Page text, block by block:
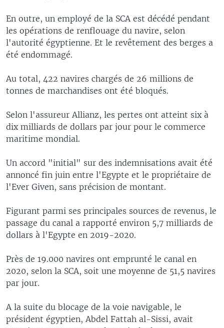
En outre, un employé de la SCA est décédé pendant
les opérations de renflouage du navire, selon
l'autorité égyptienne. Et le revêtement des berges a
été endommagé.
Au total, 422 navires chargés de 26 millions de
tonnes de marchandises ont été bloqués.
Selon l'assureur Allianz, les pertes ont atteint six à
dix milliards de dollars par jour pour le commerce
maritime mondial.
Un accord "initial" sur des indemnisations avait été
annoncé fin juin entre l'Egypte et le propriétaire de
l'Ever Given, sans précision de montant.
Figurant parmi ses principales sources de revenus, le
passage du canal a rapporté environ 5,7 milliards de
dollars à l'Egypte en 2019-2020.
Près de 19.000 navires ont emprunté le canal en
2020, selon la SCA, soit une moyenne de 51,5 navires
par jour.
A la suite du blocage de la voie navigable, le
président égyptien, Abdel Fattah al-Sissi, avait